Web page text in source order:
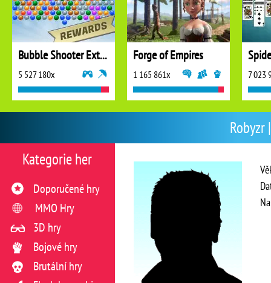
Kategorie her
Doporučené hry
MMO Hry
3D hry
Bojové hry
Brutální hry
Bubble Shooter Extreme
5 527 180x
Forge of Empires
1 165 861x 7 023